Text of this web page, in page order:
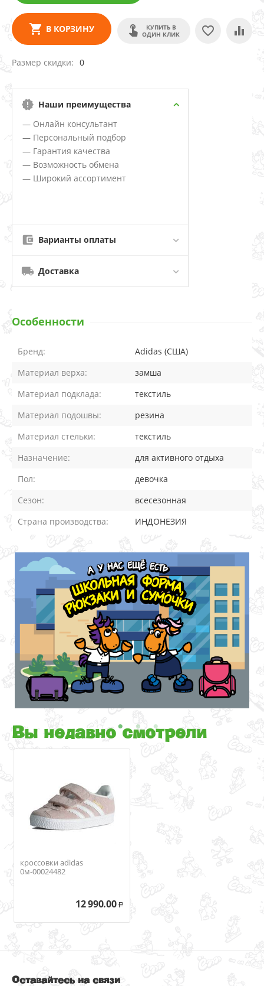
В КОРЗИНУ
КУПИТЬ В
ОДИН КЛИК
Размер скидки 0
Наши преимущества
— Онлайн консультант
— Персональный подбор
— Гарантия качества
— Возможность обмена
— Широкий ассортимент
Варианты оплаты
Доставка
Особенности
Бренд:
Adidas (США)
Материал верха:
замша
Материал подклада:
текстиль
Материал подошвы:
резина
Материал стельки:
текстиль
Назначение:
для активного отдыха
Пол:
девочка
Сезон:
всесезонная
Страна производства:
ИНДОНЕЗИЯ
Вы недавно смотрели
кроссовки adidas
0м-00024482
12 990.00 Р
Оставайтесь на связи